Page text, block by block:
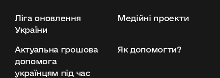
Ліга оновлення
України
Медійні проекти
Актуальна грошова
допомога
українцям під час
Як допомогти?